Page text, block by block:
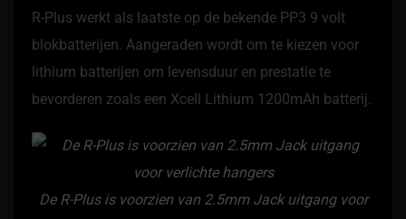
R-Plus werkt als laatste op de bekende PP3 9 volt
blokbatterijen. Aangeraden wordt om te kiezen voor
lithium batterijen om levensduur en prestatie te
bevorderen zoals een Xcell Lithium 1200mAh batterij.
De R-Plus is voorzien van 2.5mm Jack uitgang voor